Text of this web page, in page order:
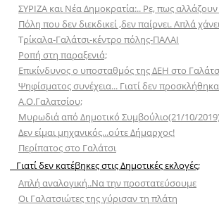
ΣΥΡΙΖΑ και Νέα Δημοκρατία:.. Ρε, πως αλλάζουν
Πόλη που δεν διεκδικεί ,δεν παίρνει. Απλά
Τρίκαλα-Γαλάτσι-κέντρο πόλης-ΠΑΛΑΙ
Ροπή στη παραξενιά;
Επικίνδυνος ο υποσταθμός της ΔΕΗ στο
Ψηφίσματος συνέχεια... Γιατί δεν
Α.Ο.Γαλατσίου;
Μυρωδιά από Δημοτικό Συμβούλιο(21/10/
Δεν είμαι μηχανικός...ούτε Δήμαρχος!
Περίπατος στο Γαλάτσι
Γιατί δεν κατέβηκες στις Δημοτικές εκλογές;
Απλή αναλογική..Να την προστατεύσουμε
Οι Γαλατσιώτες της γύρισαν τη πλάτη